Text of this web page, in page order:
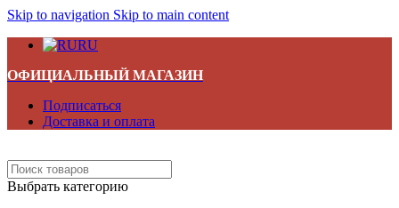
Skip to navigation Skip to main content
RU
ОФИЦИАЛЬНЫЙ МАГАЗИН
Подписаться
Доставка и оплата
Выбрать категорию